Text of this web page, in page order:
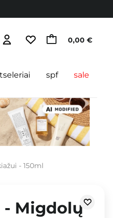
0,00 €
spf sale
- 150ml
- Migdolų